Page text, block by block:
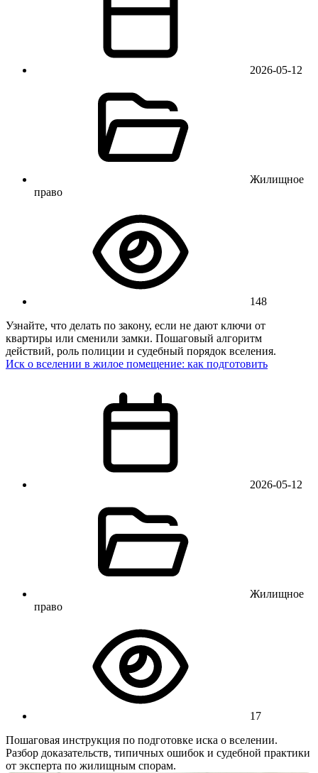
2026-05-12
Жилищное
право
148
Узнайте, что делать по закону, если не дают ключи от
квартиры или сменили замки. Пошаговый алгоритм
действий, роль полиции и судебный порядок вселения.
Иск о вселении в жилое помещение: как подготовить
2026-05-12
Жилищное
право
17
Пошаговая инструкция по подготовке иска о вселении.
Разбор доказательств, типичных ошибок и судебной практики
от эксперта по жилищным спорам.